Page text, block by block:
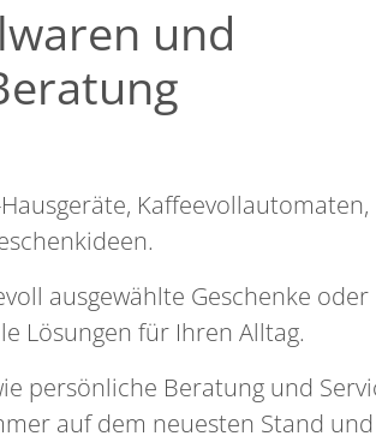
und
Kaffeevollautomaten,
ausgewählte Geschenke oder
Lösungen für Ihren Alltag.
persönliche Beratung und
auf dem neuesten Stand und